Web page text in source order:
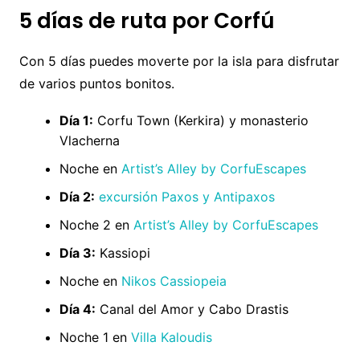
5 días de ruta por Corfú
Con 5 días puedes moverte por la isla para disfrutar
de varios puntos bonitos.
Día 1: Corfu Town (Kerkira) y monasterio
Vlacherna
Noche en Artist’s Alley by CorfuEscapes
Día 2: excursión Paxos y Antipaxos
Noche 2 en Artist’s Alley by CorfuEscapes
Día 3: Kassiopi
Noche en Nikos Cassiopeia
Día 4: Canal del Amor y Cabo Drastis
Noche 1 en Villa Kaloudis